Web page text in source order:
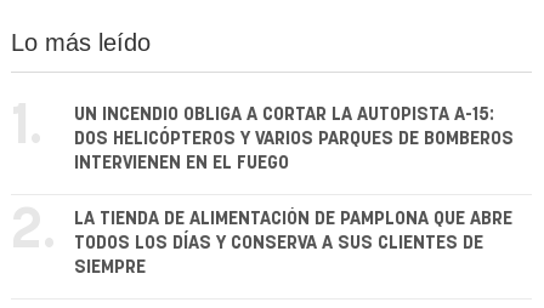
Lo más leído
1.
UN INCENDIO OBLIGA A CORTAR LA AUTOPISTA A-15:
DOS HELICÓPTEROS Y VARIOS PARQUES DE BOMBEROS
INTERVIENEN EN EL FUEGO
2.
LA TIENDA DE ALIMENTACIÓN DE PAMPLONA QUE ABRE
TODOS LOS DÍAS Y CONSERVA A SUS CLIENTES DE
SIEMPRE